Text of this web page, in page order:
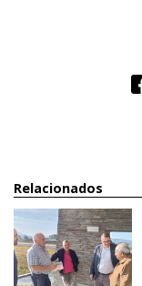
Relacionados